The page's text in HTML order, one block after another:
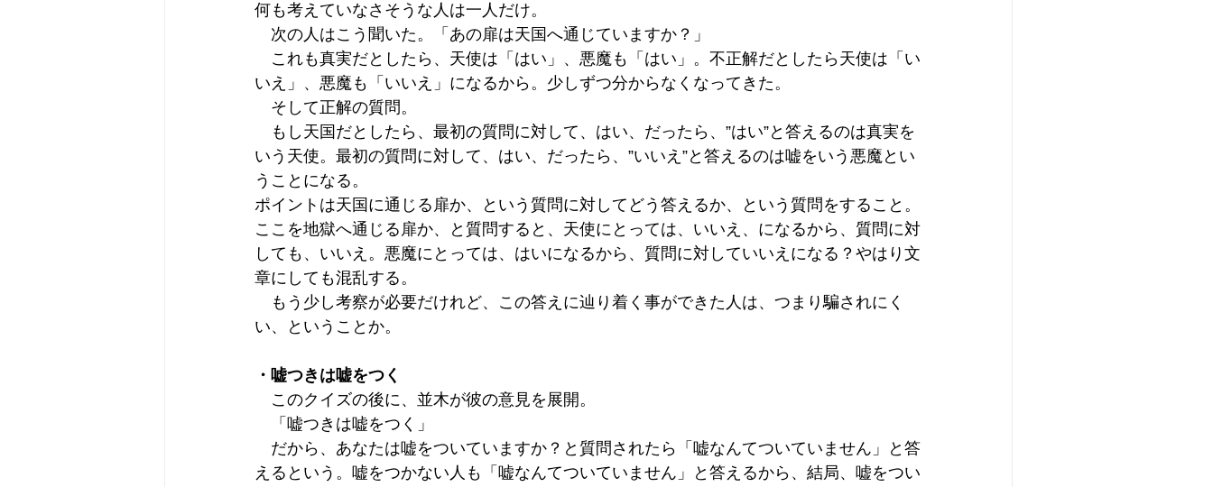
何も考えていなさそうな人は一人だけ。
次の人はこう聞いた。「あの扉は天国へ通じていますか？」
これも真実だとしたら、天使は「はい」、悪魔も「はい」。不正解だとしたら天使は「い
いえ」、悪魔も「いいえ」になるから。少しずつ分からなくなってきた。
そして正解の質問。
もし天国だとしたら、最初の質問に対して、はい、だったら、”はい”と答えるのは真実を
いう天使。最初の質問に対して、はい、だったら、”いいえ”と答えるのは嘘をいう悪魔とい
うことになる。
ポイントは天国に通じる扉か、という質問に対してどう答えるか、という質問をすること。
ここを地獄へ通じる扉か、と質問すると、天使にとっては、いいえ、になるから、質問に対
しても、いいえ。悪魔にとっては、はいになるから、質問に対していいえになる？やはり文
章にしても混乱する。
もう少し考察が必要だけれど、この答えに辿り着く事ができた人は、つまり騙されにく
い、ということか。
・嘘つきは嘘をつく
このクイズの後に、並木が彼の意見を展開。
「嘘つきは嘘をつく」
だから、あなたは嘘をついていますか？と質問されたら「嘘なんてついていません」と答
えるという。嘘をつかない人も「嘘なんてついていません」と答えるから、結局、嘘をつい